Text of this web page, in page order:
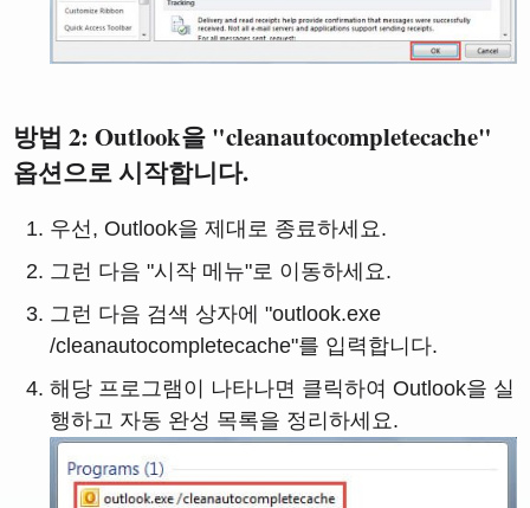
방법 2: Outlook을 "cleanautocompletecache"
옵션으로 시작합니다.
우선, Outlook을 제대로 종료하세요.
그런 다음 "시작 메뉴"로 이동하세요.
그런 다음 검색 상자에 "outlook.exe
/cleanautocompletecache"를 입력합니다.
해당 프로그램이 나타나면 클릭하여 Outlook을 실
행하고 자동 완성 목록을 정리하세요.